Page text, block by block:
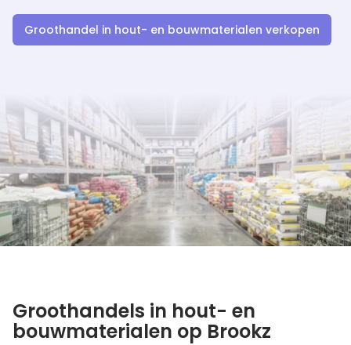
Groothandel in hout- en bouwmaterialen verkopen
Groothandels in hout- en
bouwmaterialen op Brookz